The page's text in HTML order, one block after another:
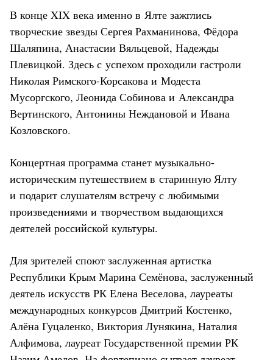
В конце XIX века именно в Ялте зажглись
творческие звезды Сергея Рахманинова, Фёдора
Шаляпина, Анастасии Вяльцевой, Надежды
Плевицкой. Здесь с успехом проходили гастроли
Николая Римского-Корсакова и Модеста
Мусоргского, Леонида Собинова и Александра
Вертинского, Антонины Неждановой и Ивана
Козловского.
Концертная программа станет музыкально-
историческим путешествием в старинную Ялту
и подарит слушателям встречу с любимыми
произведениями и творчеством выдающихся
деятелей российской культуры.
Для зрителей споют заслуженная артистка
Республики Крым Марина Семёнова, заслуженный
деятель искусств РК Елена Веселова, лауреаты
международных конкурсов Дмитрий Костенко,
Алёна Гуцаленко, Виктория Лунякина, Наталия
Алфимова, лауреат Государственной премии РК